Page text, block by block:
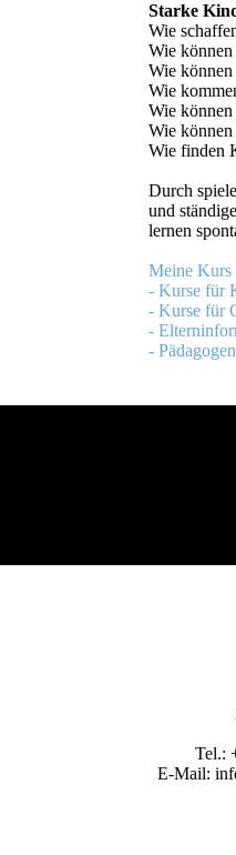
Starke
Wie
Wie
Wie
Wie
Wie
Wie
Wie finden
Durch
und
lernen
Meine Kurs
- Kurse für
- Kurse für
-
-
Tel.:
E-Mail: